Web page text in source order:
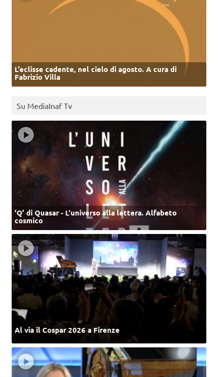
L’eclisse cadente, nel cielo di agosto. A cura di
Fabrizio Villa
Su MediaInaf Tv
‘Q’ di Quasar - L'universo alla lettera. Alfabeto
cosmico
Al via il Cospar 2026 a Firenze